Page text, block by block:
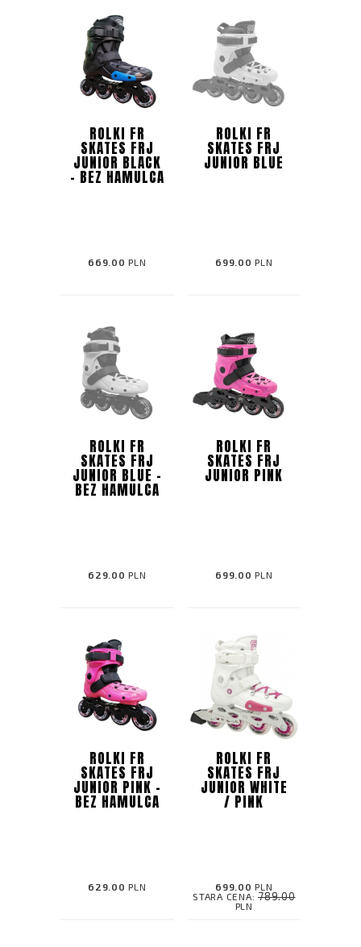
ROLKI FR
SKATES FRJ
JUNIOR BLACK
- BEZ HAMULCA
669.00 PLN
ROLKI FR
SKATES FRJ
JUNIOR BLUE
699.00 PLN
ROLKI FR
SKATES FRJ
JUNIOR BLUE -
BEZ HAMULCA
629.00 PLN
ROLKI FR
SKATES FRJ
JUNIOR PINK
699.00 PLN
ROLKI FR
SKATES FRJ
JUNIOR PINK -
BEZ HAMULCA
629.00 PLN
ROLKI FR
SKATES FRJ
JUNIOR WHITE
/ PINK
699.00 PLN
STARA CENA: 789.00
PLN